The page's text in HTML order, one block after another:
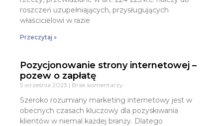
roszczeń uzupełniających, przysługujących
właścicielowi w razie
Przeczytaj »
Pozycjonowanie strony internetowej –
pozew o zapłatę
5 września 2023 Brak komentarzy
Szeroko rozumiany marketing internetowy jest w
obecnych czasach kluczowy dla pozyskiwania
klientów w niemal każdej branży. Dlatego